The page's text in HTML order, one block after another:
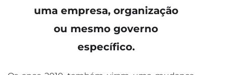
uma empresa, organização
ou mesmo governo
específico.